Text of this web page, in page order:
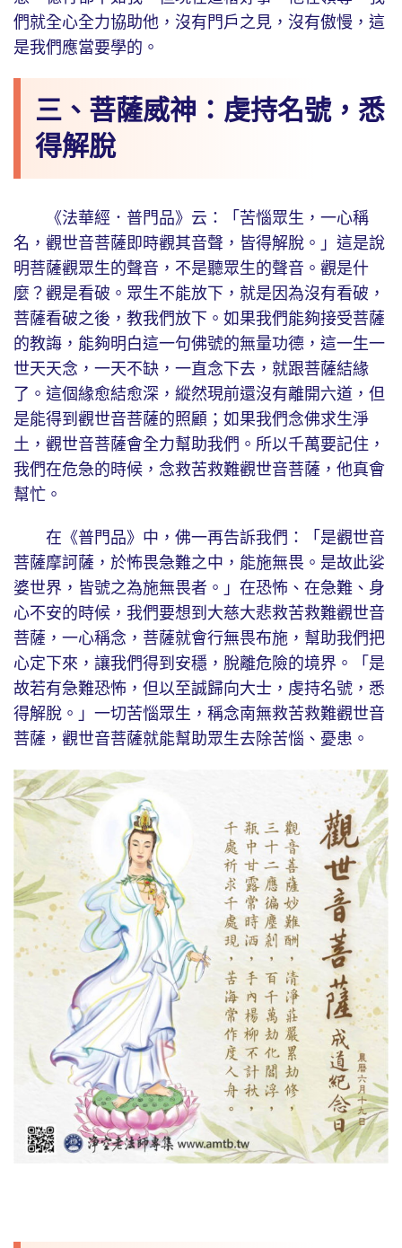
們就全心全力協助他，沒有門戶之見，沒有傲慢，這
是我們應當要學的。
三、菩薩威神：虔持名號，悉
得解脫
《法華經．普門品》云：「苦惱眾生，一心稱
名，觀世音菩薩即時觀其音聲，皆得解脫。」這是說
明菩薩觀眾生的聲音，不是聽眾生的聲音。觀是什
麼？觀是看破。眾生不能放下，就是因為沒有看破，
菩薩看破之後，教我們放下。如果我們能夠接受菩薩
的教誨，能夠明白這一句佛號的無量功德，這一生一
世天天念，一天不缺，一直念下去，就跟菩薩結緣
了。這個緣愈結愈深，縱然現前還沒有離開六道，但
是能得到觀世音菩薩的照顧；如果我們念佛求生淨
土，觀世音菩薩會全力幫助我們。所以千萬要記住，
我們在危急的時候，念救苦救難觀世音菩薩，他真會
幫忙。
在《普門品》中，佛一再告訴我們：「是觀世音
菩薩摩訶薩，於怖畏急難之中，能施無畏。是故此娑
婆世界，皆號之為施無畏者。」在恐怖、在急難、身
心不安的時候，我們要想到大慈大悲救苦救難觀世音
菩薩，一心稱念，菩薩就會行無畏布施，幫助我們把
心定下來，讓我們得到安穩，脫離危險的境界。「是
故若有急難恐怖，但以至誠歸向大士，虔持名號，悉
得解脫。」一切苦惱眾生，稱念南無救苦救難觀世音
菩薩，觀世音菩薩就能幫助眾生去除苦惱、憂患。